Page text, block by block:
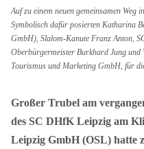
Auf zu einem neuen gemeinsamen
Symbolisch dafür posierten Katharina
GmbH), Slalom-Kanute Franz Anton,
Oberbürgermeister Burkhard Jung und
Tourismus und Marketing GmbH, für
Großer Trubel am
des SC DHfK Leipzig am
Leipzig GmbH (OSL) hatte